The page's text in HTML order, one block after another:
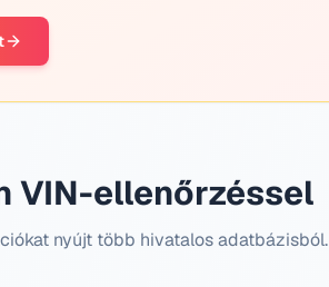
VIN-ellenőrzéssel
nyújt több hivatalos adatbázisból.